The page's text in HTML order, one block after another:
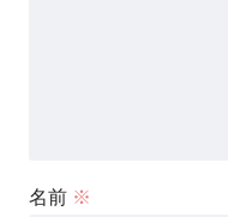
名前 ※